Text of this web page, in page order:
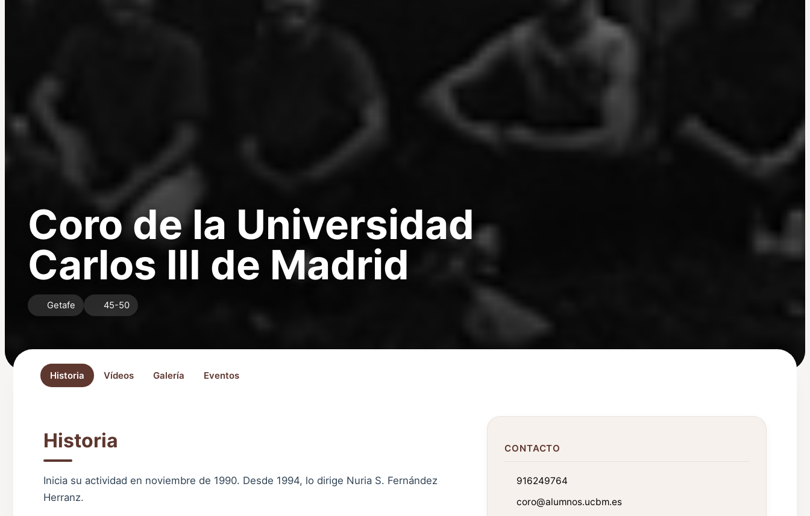
Coro de la Universidad
Carlos III de Madrid
Getafe 45-50
Historia Vídeos Galería Eventos
Historia
Inicia su actividad en noviembre de 1990. Desde 1994, lo dirige Nuria S. Fernández
Herranz.
CONTACTO
916249764
coro@alumnos.ucbm.es